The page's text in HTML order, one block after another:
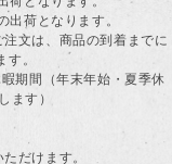
荷となります。
文は、商品の到着までに
。
期間（年末年始・夏季休
ます）
だけます。